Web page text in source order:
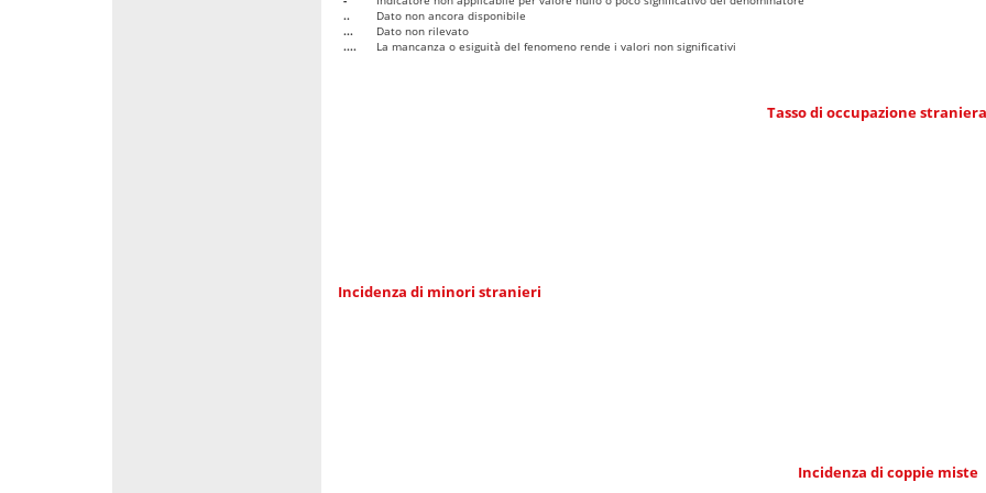
..
Dato non ancora disponibile
...
Dato non rilevato
....
La mancanza o esiguità del fenomeno rende i valori non significativi
Tasso di occupazione straniera
Incidenza di minori stranieri
Incidenza di coppie miste